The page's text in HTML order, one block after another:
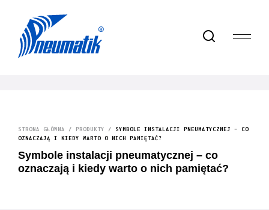
STRONA GŁÓWNA / PRODUKTY / SYMBOLE INSTALACJI PNEUMATYCZNEJ – CO
OZNACZAJĄ I KIEDY WARTO O NICH PAMIĘTAĆ?
Symbole instalacji pneumatycznej – co
oznaczają i kiedy warto o nich pamiętać?